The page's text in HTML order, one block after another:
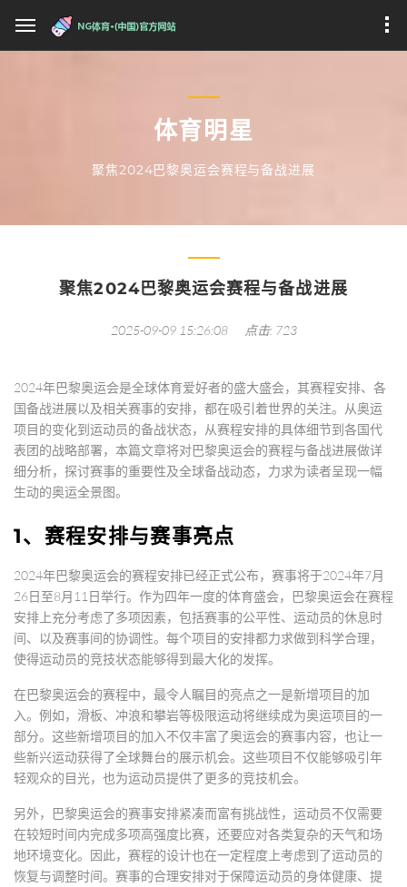
体育明星
聚焦2024巴黎奥运会赛程与备战进展
聚焦2024巴黎奥运会赛程与备战进展
2025-09-09 15:26:08 点击: 723
2024年巴黎奥运会是全球体育爱好者的盛大盛会，其赛程安排、各
国备战进展以及相关赛事的安排，都在吸引着世界的关注。从奥运
项目的变化到运动员的备战状态，从赛程安排的具体细节到各国代
表团的战略部署，本篇文章将对巴黎奥运会的赛程与备战进展做详
细分析，探讨赛事的重要性及全球备战动态，力求为读者呈现一幅
生动的奥运全景图。
1、赛程安排与赛事亮点
2024年巴黎奥运会的赛程安排已经正式公布，赛事将于2024年7月
26日至8月11日举行。作为四年一度的体育盛会，巴黎奥运会在赛程
安排上充分考虑了多项因素，包括赛事的公平性、运动员的休息时
间、以及赛事间的协调性。每个项目的安排都力求做到科学合理，
使得运动员的竞技状态能够得到最大化的发挥。
在巴黎奥运会的赛程中，最令人瞩目的亮点之一是新增项目的加
入。例如，滑板、冲浪和攀岩等极限运动将继续成为奥运项目的一
部分。这些新增项目的加入不仅丰富了奥运会的赛事内容，也让一
些新兴运动获得了全球舞台的展示机会。这些项目不仅能够吸引年
轻观众的目光，也为运动员提供了更多的竞技机会。
另外，巴黎奥运会的赛事安排紧凑而富有挑战性，运动员不仅需要
在较短时间内完成多项高强度比赛，还要应对各类复杂的天气和场
地环境变化。因此，赛程的设计也在一定程度上考虑到了运动员的
恢复与调整时间。赛事的合理安排对于保障运动员的身体健康、提